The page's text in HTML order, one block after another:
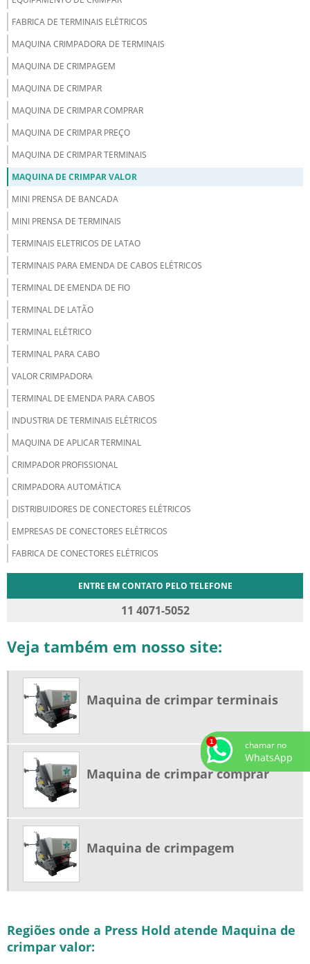
FABRICA DE TERMINAIS ELÉTRICOS
MAQUINA CRIMPADORA DE TERMINAIS
MAQUINA DE CRIMPAGEM
MAQUINA DE CRIMPAR
MAQUINA DE CRIMPAR COMPRAR
MAQUINA DE CRIMPAR PREÇO
MAQUINA DE CRIMPAR TERMINAIS
MAQUINA DE CRIMPAR VALOR
MINI PRENSA DE BANCADA
MINI PRENSA DE TERMINAIS
TERMINAIS ELETRICOS DE LATAO
TERMINAIS PARA EMENDA DE CABOS ELÉTRICOS
TERMINAL DE EMENDA DE FIO
TERMINAL DE LATÃO
TERMINAL ELÉTRICO
TERMINAL PARA CABO
VALOR CRIMPADORA
TERMINAL DE EMENDA PARA CABOS
INDUSTRIA DE TERMINAIS ELÉTRICOS
MAQUINA DE APLICAR TERMINAL
CRIMPADOR PROFISSIONAL
CRIMPADORA AUTOMÁTICA
DISTRIBUIDORES DE CONECTORES ELÉTRICOS
EMPRESAS DE CONECTORES ELÉTRICOS
FABRICA DE CONECTORES ELÉTRICOS
ENTRE EM CONTATO PELO TELEFONE
11 4071-5052
Veja também em nosso site:
Maquina de crimpar terminais
Maquina de crimpar comprar
Maquina de crimpagem
Regiões onde a Press Hold atende Maquina de
crimpar valor:
chamar no
WhatsApp